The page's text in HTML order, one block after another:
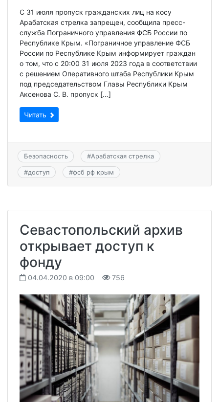
С 31 июля пропуск гражданских лиц на косу
Арабатская стрелка запрещен, сообщила пресс-
служба Пограничного управления ФСБ России по
Республике Крым. «Пограничное управление ФСБ
России по Республике Крым информирует граждан
о том, что с 20:00 31 июля 2023 года в соответствии
с решением Оперативного штаба Республики Крым
под председательством Главы Республики Крым
Аксенова С. В. пропуск […]
Читать
Безопасность #Арабатская стрелка
#доступ #фсб рф крым
Севастопольский архив
открывает доступ к
фонду
04.04.2020 в 09:00 756